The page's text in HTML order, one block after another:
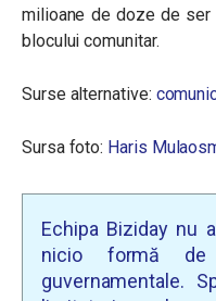
milioane de doze de
blocului comunitar.
Surse alternative:
Sursa foto: Haris
Echipa Biziday nu
nicio formă de
guvernamentale.